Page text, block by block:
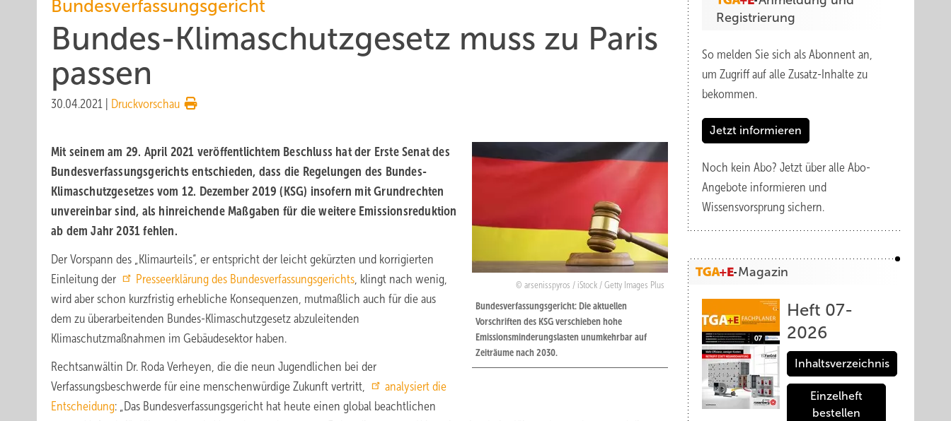
Bundesverfassungsgericht
Bundes-Klimaschutzgesetz muss zu Paris
passen
30.04.2021 Druckvorschau
arsenisspyros / iStock / Getty Images Plus
Bundesverfassungsgericht: Die aktuellen
Vorschriften des KSG verschieben hohe
Emissionsminderungslasten unumkehrbar auf
Zeiträume nach 2030.
Mit seinem am 29. April 2021 veröffentlichtem Beschluss hat der Erste Senat des
Bundesverfassungsgerichts entschieden, dass die Regelungen des Bundes-
Klimaschutzgesetzes vom 12. Dezember 2019 (KSG) insofern mit Grundrechten
unvereinbar sind, als hinreichende Maßgaben für die weitere Emissionsreduktion
ab dem Jahr 2031 fehlen.
Der Vorspann des „Klimaurteils“, er entspricht der leicht gekürzten und korrigierten
Einleitung der
Presseerklärung des Bundesverfassungsgerichts, klingt nach wenig,
wird aber schon kurzfristig erhebliche Konsequenzen, mutmaßlich auch für die aus
dem zu überarbeitenden Bundes-Klimaschutzgesetz abzuleitenden
Klimaschutzmaßnahmen im Gebäudesektor haben.
Rechtsanwältin Dr. Roda Verheyen, die die neun Jugendlichen bei der
Verfassungsbeschwerde für eine menschenwürdige Zukunft vertritt,
analysiert die
Entscheidung: „Das Bundesverfassungsgericht hat heute einen global beachtlichen
Registrierung
So melden Sie sich als Abonnent an,
um Zugriff auf alle Zusatz-Inhalte zu
bekommen.
Jetzt informieren
Noch kein Abo? Jetzt über alle Abo-
Angebote informieren und
Wissensvorsprung sichern.
Magazin
Heft 07-
2026
Inhaltsverzeichnis
Einzelheft
bestellen